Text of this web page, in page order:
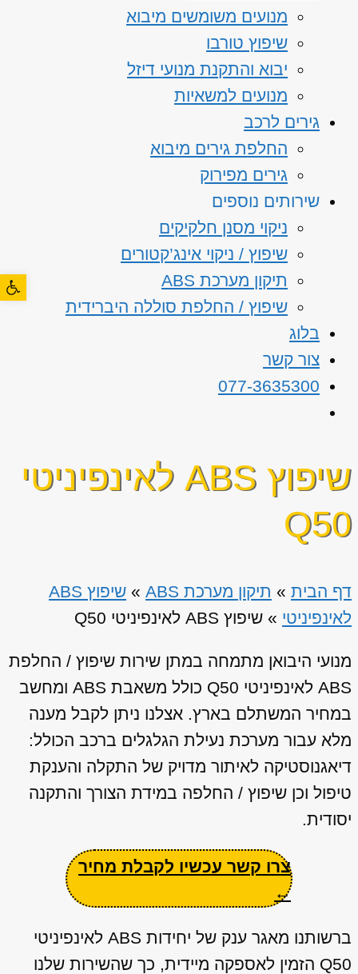
מנועים משומשים מיבוא
שיפוץ טורבו
יבוא והתקנת מנועי דיזל
מנועים למשאיות
גירים לרכב
החלפת גירים מיבוא
גירים מפירוק
שירותים נוספים
ניקוי מסנן חלקיקים
שיפוץ / ניקוי אינג’קטורים
תיקון מערכת ABS
שיפוץ / החלפת סוללה היברידית
בלוג
צור קשר
077-3635300
שיפוץ ABS לאינפיניטי
Q50
דף הבית » תיקון מערכת ABS »
שיפוץ ABS
לאינפיניטי » שיפוץ ABS לאינפיניטי Q50
מנועי היבואן מתמחה במתן שירות שיפוץ / החלפת
ABS לאינפיניטי Q50 כולל משאבת ABS ומחשב
במחיר המשתלם בארץ. אצלנו ניתן לקבל מענה
מלא עבור מערכת נעילת הגלגלים ברכב הכולל:
דיאגנוסטיקה לאיתור מדויק של התקלה והענקת
טיפול וכן שיפוץ / החלפה במידת הצורך והתקנה
יסודית.
צרו קשר עכשיו לקבלת מחיר
←
ברשותנו מאגר ענק של יחידות ABS לאינפיניטי
Q50 הזמין לאספקה מיידית, כך שהשירות שלנו
פתח